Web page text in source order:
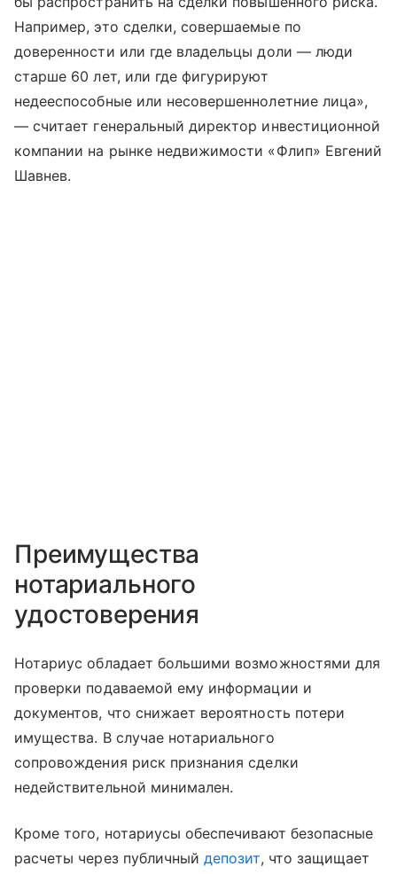
Например, это сделки, совершаемые по
доверенности или где владельцы доли — люди
старше 60 лет, или где фигурируют
недееспособные или несовершеннолетние лица»,
— считает генеральный директор инвестиционной
компании на рынке недвижимости «Флип» Евгений
Шавнев.
Преимущества
нотариального
удостоверения
Нотариус обладает большими возможностями для
проверки подаваемой ему информации и
документов, что снижает вероятность потери
имущества. В случае нотариального
сопровождения риск признания сделки
недействительной минимален.
Кроме того, нотариусы обеспечивают безопасные
расчеты через публичныйдепозит, что защищает